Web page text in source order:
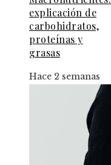
explicación de
carbohidratos,
proteínas y
grasas
Hace 2 semanas